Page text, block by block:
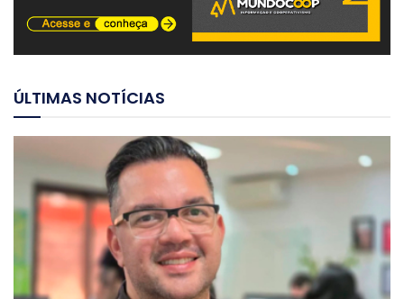
ÚLTIMAS NOTÍCIAS